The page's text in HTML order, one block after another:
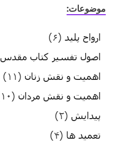
موضوعات:
ارواح پلید (۶)
اصول تفسیر کتاب مقدس
اهمیت و نقش زنان (۱۱)
اهمیت و نقش مردان (۱۰)
پیدایش (۲)
تعمید ها (۴)